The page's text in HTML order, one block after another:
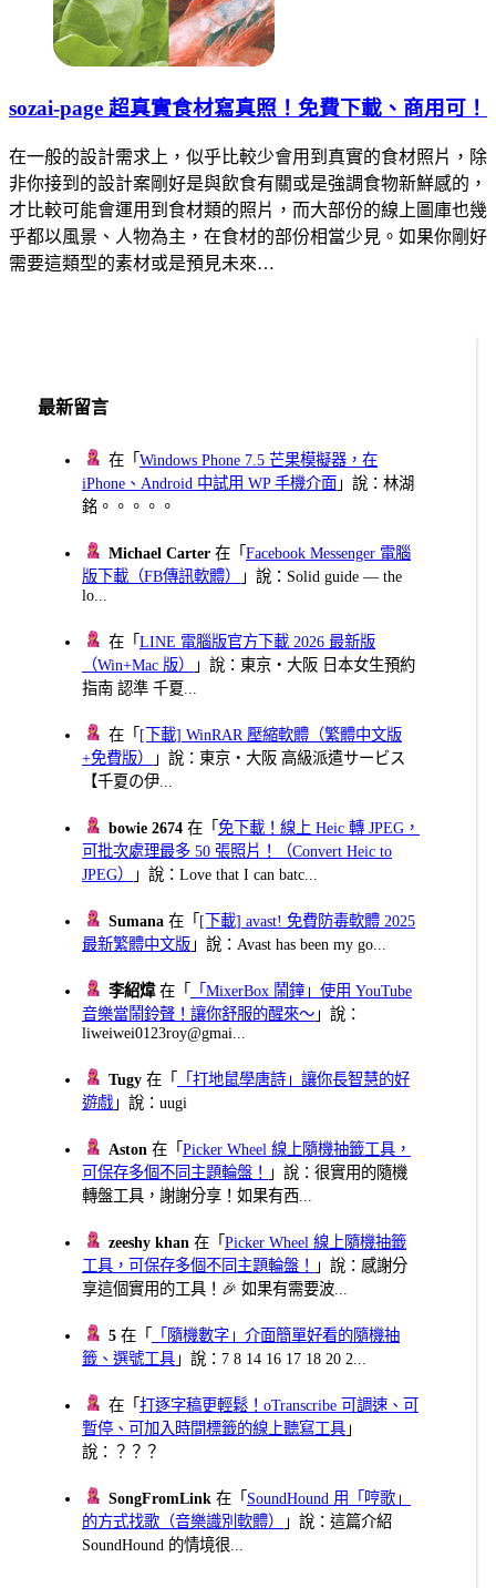
sozai-page 超真實食材寫真照！免費下載、商用可！
在一般的設計需求上，似乎比較少會用到真實的食材照片，除
非你接到的設計案剛好是與飲食有關或是強調食物新鮮感的，
才比較可能會運用到食材類的照片，而大部份的線上圖庫也幾
乎都以風景、人物為主，在食材的部份相當少見。如果你剛好
需要這類型的素材或是預見未來…
最新留言
在「Windows Phone 7.5 芒果模擬器，在
iPhone、Android 中試用 WP 手機介面 」說：林湖
銘。。。。。
Michael Carter 在「Facebook Messenger 電腦
版下載（FB傳訊軟體）
」說：Solid guide — the
lo...
在「LINE 電腦版官方下載 2026 最新版
（Win+Mac 版）
」說：東京・大阪 日本女生預約
指南 認準 千夏...
在「 [下載] WinRAR 壓縮軟體（繁體中文版
+免費版）
」說：東京・大阪 高級派遣サービス
【千夏の伊...
bowie 2674 在「免下載！線上 Heic 轉 JPEG，
可批次處理最多 50 張照片！（Convert Heic to
JPEG）
」說：Love that I can batc...
Sumana 在「 [下載] avast! 免費防毒軟體 2025
最新繁體中文版 」說：Avast has been my go...
李紹煒在「
「MixerBox 鬧鐘」使用 YouTube
音樂當鬧鈴聲！讓你舒服的醒來～ 」說：
liweiwei0123roy@gmai...
Tugy 在「
「打地鼠學唐詩」讓你長智慧的好
遊戲 」說：uugi
Aston 在「Picker Wheel 線上隨機抽籤工具，
可保存多個不同主題輪盤！
」說：很實用的隨機
轉盤工具，謝謝分享！如果有西...
zeeshy khan 在「Picker Wheel 線上隨機抽籤
工具，可保存多個不同主題輪盤！
」說：感謝分
享這個實用的工具！🎉 如果有需要波...
5 在「
「隨機數字」介面簡單好看的隨機抽
籤、選號工具 」說：7 8 14 16 17 18 20 2...
在「打逐字稿更輕鬆！oTranscribe 可調速、可
暫停、可加入時間標籤的線上聽寫工具 」
說：？？？
SongFromLink 在「 SoundHound 用「哼歌」
的方式找歌（音樂識別軟體）
」說：這篇介紹
SoundHound 的情境很...